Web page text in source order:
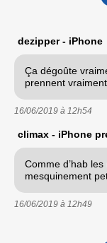
dezipper - iPhone
Ça dégoûte
prennent
16/06/2019 à 12h54
climax - iPhone
Comme d’hab
mesquinement
16/06/2019 à 12h49